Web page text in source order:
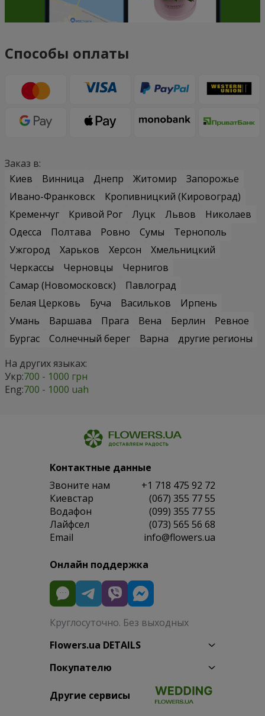
Способы оплаты
Заказ в:
Киев
Винница Днепр Житомир
Запорожье
Ивано-Франковск
Кропивницкий (Кировоград)
Кременчуг
Кривой Рог Луцк Львов
Николаев
Одесса
Полтава Ровно Сумы
Тернополь
Ужгород
Харьков Херсон
Хмельницкий
Черкассы
Черновцы
Чернигов
Самар (Новомосковск)
Павлоград
Белая Церковь
Буча Васильков
Ирпень
Умань
Варшава Прага Вена Берлин
Ревное
Бургас
Солнечный берег Варна
другие регионы
На других языках:
Укр:700 - 1000 грн
Eng:700 - 1000 uah
Контактные данные
Звоните нам
+1 718 475 92 72
Киевстар
(067) 355 77 55
Водафон
(099) 355 77 55
Лайфсел
(073) 565 56 68
Email
info@flowers.ua
Онлайн поддержка
Круглосуточно. Без выходных
Flowers.ua DETAILS
Покупателю
Другие сервисы